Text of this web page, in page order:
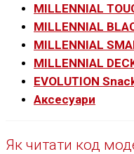
MILLENNIAL
MILLENNIAL
MILLENNIAL
MILLENNIAL
EVOLUTION
Аксесуари
Як читати код